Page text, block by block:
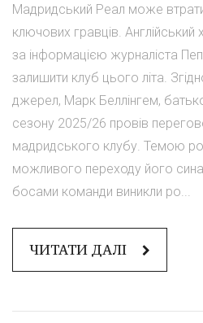
Мадридський Реал може
ключових гравців.
за інформацією журналіста
залишити клуб цього літа.
джерел, Марк Беллінгем, батько
сезону 2025/26 провів
мадридського клубу. Темою
можливого переходу його
босами команди виникли ро...
ЧИТАТИ ДАЛІ